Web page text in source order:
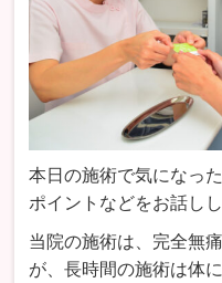
本日の施術で気になっ
ポイントなどをお話しし
当院の施術は、完全無
が、長時間の施術は体